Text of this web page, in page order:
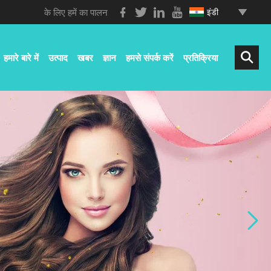
के लिए हमें का पालन इंडी
हमारे बारे में उत्पाद खबर ज्ञान हमसे संपर्क करें प्रतिक्रिया